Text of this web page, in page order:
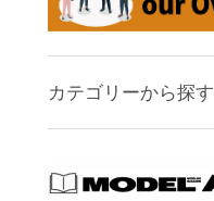
カテゴリーから探す